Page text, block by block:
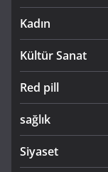
Kadın
Kültür Sanat
Red pill
sağlık
Siyaset